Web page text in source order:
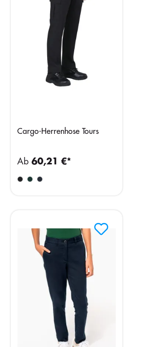
Cargo-Herrenhose Tours
Ab60,21 €*